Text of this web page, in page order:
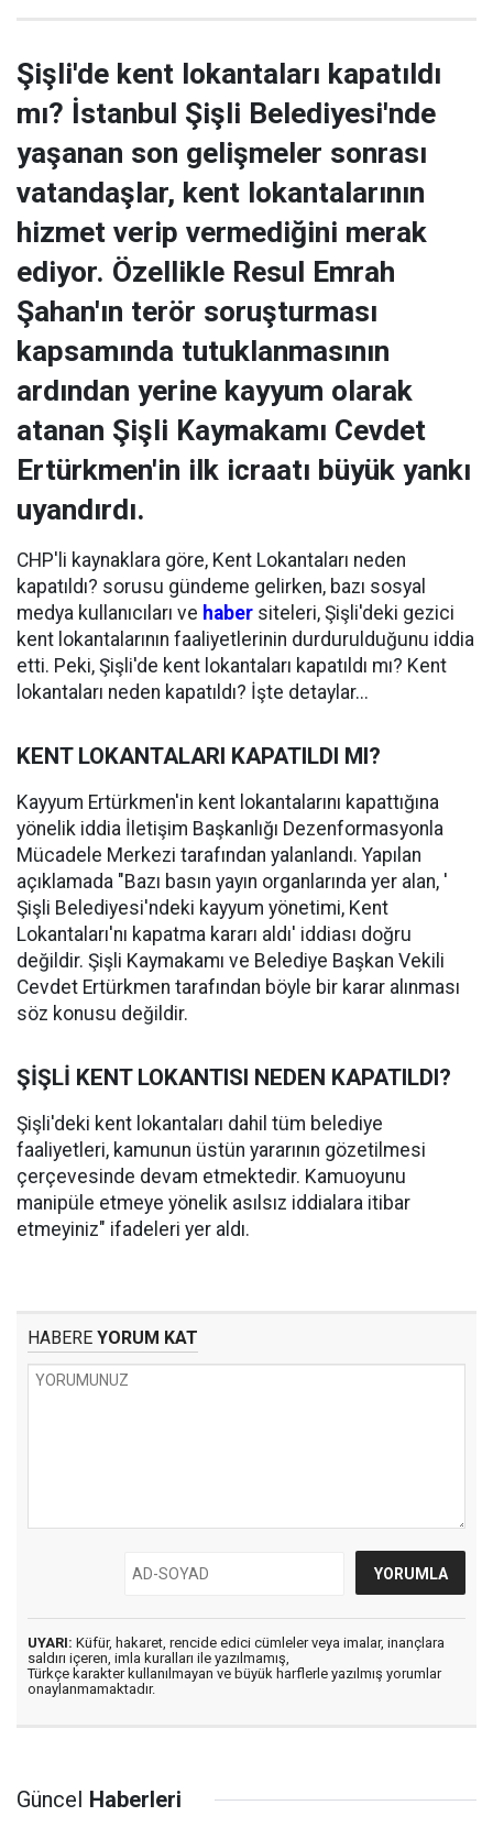
Şişli'de kent lokantaları kapatıldı
mı? İstanbul Şişli Belediyesi'nde
yaşanan son gelişmeler sonrası
vatandaşlar, kent lokantalarının
hizmet verip vermediğini merak
ediyor. Özellikle Resul Emrah
Şahan'ın terör soruşturması
kapsamında tutuklanmasının
ardından yerine kayyum olarak
atanan Şişli Kaymakamı Cevdet
Ertürkmen'in ilk icraatı büyük yankı
uyandırdı.
CHP'li kaynaklara göre, Kent Lokantaları neden
kapatıldı? sorusu gündeme gelirken, bazı sosyal
medya kullanıcıları ve haber siteleri, Şişli'deki gezici
kent lokantalarının faaliyetlerinin durdurulduğunu iddia
etti. Peki, Şişli'de kent lokantaları kapatıldı mı? Kent
lokantaları neden kapatıldı? İşte detaylar...
KENT LOKANTALARI KAPATILDI MI?
Kayyum Ertürkmen'in kent lokantalarını kapattığına
yönelik iddia İletişim Başkanlığı Dezenformasyonla
Mücadele Merkezi tarafından yalanlandı. Yapılan
açıklamada "Bazı basın yayın organlarında yer alan, '
Şişli Belediyesi'ndeki kayyum yönetimi, Kent
Lokantaları'nı kapatma kararı aldı' iddiası doğru
değildir. Şişli Kaymakamı ve Belediye Başkan Vekili
Cevdet Ertürkmen tarafından böyle bir karar alınması
söz konusu değildir.
ŞİŞLİ KENT LOKANTISI NEDEN KAPATILDI?
Şişli'deki kent lokantaları dahil tüm belediye
faaliyetleri, kamunun üstün yararının gözetilmesi
çerçevesinde devam etmektedir. Kamuoyunu
manipüle etmeye yönelik asılsız iddialara itibar
etmeyiniz" ifadeleri yer aldı.
HABERE YORUM KAT
UYARI: Küfür, hakaret, rencide edici cümleler veya imalar, inançlara
saldırı içeren, imla kuralları ile yazılmamış,
Türkçe karakter kullanılmayan ve büyük harflerle yazılmış yorumlar
onaylanmamaktadır.
Güncel Haberleri